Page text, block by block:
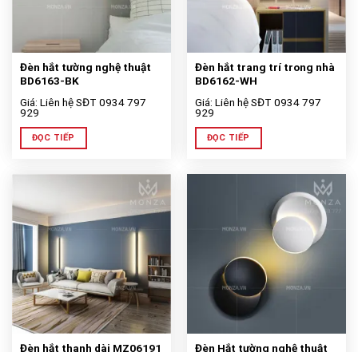
Đèn hắt tường nghệ thuật
BD6163-BK
Giá: Liên hệ SĐT 0934 797
929
ĐỌC TIẾP
Đèn hắt trang trí trong nhà
BD6162-WH
Giá: Liên hệ SĐT 0934 797
929
ĐỌC TIẾP
Đèn hắt thanh dài MZ06191 Đèn Hắt tường nghệ thuật